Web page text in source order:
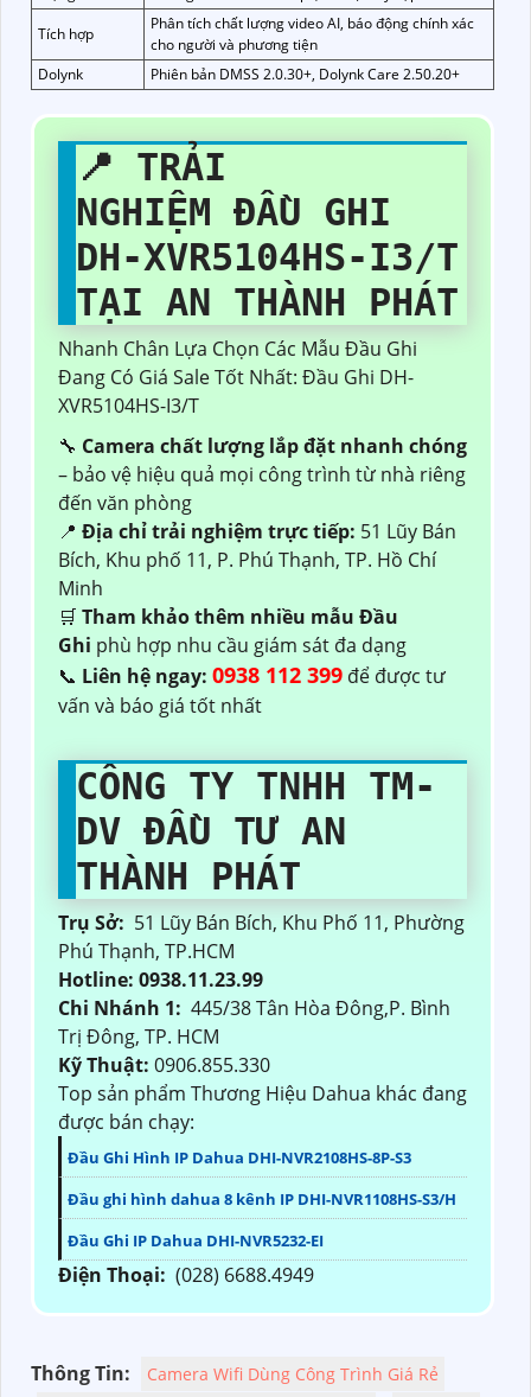
Tích hợp
Phân tích chất lượng video AI, báo động chính xác
cho người và phương tiện
Dolynk
Phiên bản DMSS 2.0.30+, Dolynk Care 2.50.20+
📍 TRẢI
NGHIỆM ĐẦU GHI
DH-XVR5104HS-I3/T
TẠI AN THÀNH PHÁT
Nhanh Chân Lựa Chọn Các Mẫu Đầu Ghi
Đang Có Giá Sale Tốt Nhất: Đầu Ghi DH-
XVR5104HS-I3/T
🔧 Camera chất lượng lắp đặt nhanh chóng
– bảo vệ hiệu quả mọi công trình từ nhà riêng
đến văn phòng
📍 Địa chỉ trải nghiệm trực tiếp: 51 Lũy Bán
Bích, Khu phố 11, P. Phú Thạnh, TP. Hồ Chí
Minh
🛒 Tham khảo thêm nhiều mẫu Đầu
Ghi phù hợp nhu cầu giám sát đa dạng
📞 Liên hệ ngay: 0938 112 399 để được tư
vấn và báo giá tốt nhất
CÔNG TY TNHH TM-
DV ĐẦU TƯ AN
THÀNH PHÁT
Trụ Sở: 51 Lũy Bán Bích, Khu Phố 11, Phường
Phú Thạnh, TP.HCM
Hotline: 0938.11.23.99
Chi Nhánh 1: 445/38 Tân Hòa Đông,P. Bình
Trị Đông, TP. HCM
Kỹ Thuật: 0906.855.330
Top sản phẩm Thương Hiệu Dahua khác đang
được bán chạy:
Đầu Ghi Hình IP Dahua DHI-NVR2108HS-8P-S3
Đầu ghi hình dahua 8 kênh IP DHI-NVR1108HS-S3/H
Đầu Ghi IP Dahua DHI-NVR5232-EI
Điện Thoại: (028) 6688.4949
Thông Tin:
Camera Wifi Dùng Công Trình Giá Rẻ